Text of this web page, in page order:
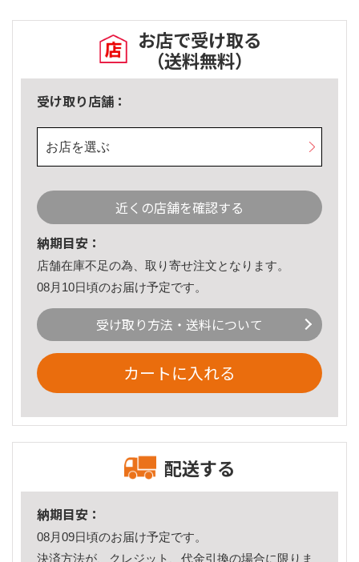
お店で受け取る
（送料無料）
受け取り店舗：
お店を選ぶ
近くの店舗を確認する
納期目安：
店舗在庫不足の為、取り寄せ注文となります。
08月10日頃のお届け予定です。
受け取り方法・送料について
カートに入れる
配送する
納期目安：
08月09日頃のお届け予定です。
決済方法が、クレジット、代金引換の場合に限りま